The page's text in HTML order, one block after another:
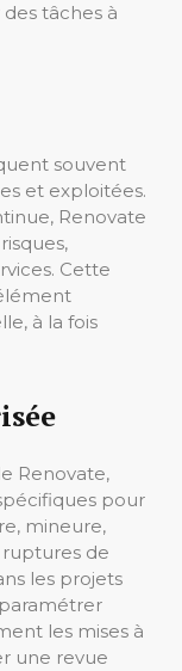
tâches à
souvent
et exploitées.
Renovate
Cette
à la fois
Renovate,
pour
mineure,
de
les projets
les mises à
une revue